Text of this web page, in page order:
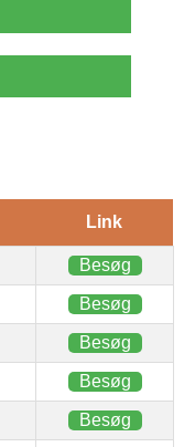
Link
Besøg
Besøg
Besøg
Besøg
Besøg